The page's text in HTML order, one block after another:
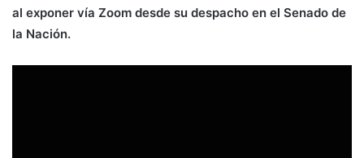
al exponer vía Zoom desde su despacho en el Senado de
la Nación.